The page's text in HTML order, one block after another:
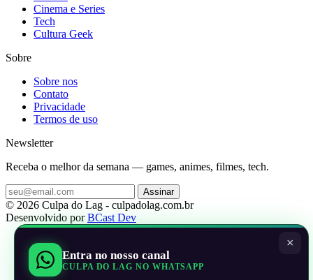
Cinema e Series
Tech
Cultura Geek
Sobre
Sobre nos
Contato
Privacidade
Termos de uso
Newsletter
Receba o melhor da semana — games, animes, filmes, tech.
Assinar
© 2026 Culpa do Lag - culpadolag.com.br
Desenvolvido porBCast Dev
×
Entra no nosso canal
CULPA DO LAG NO WHATSAPP